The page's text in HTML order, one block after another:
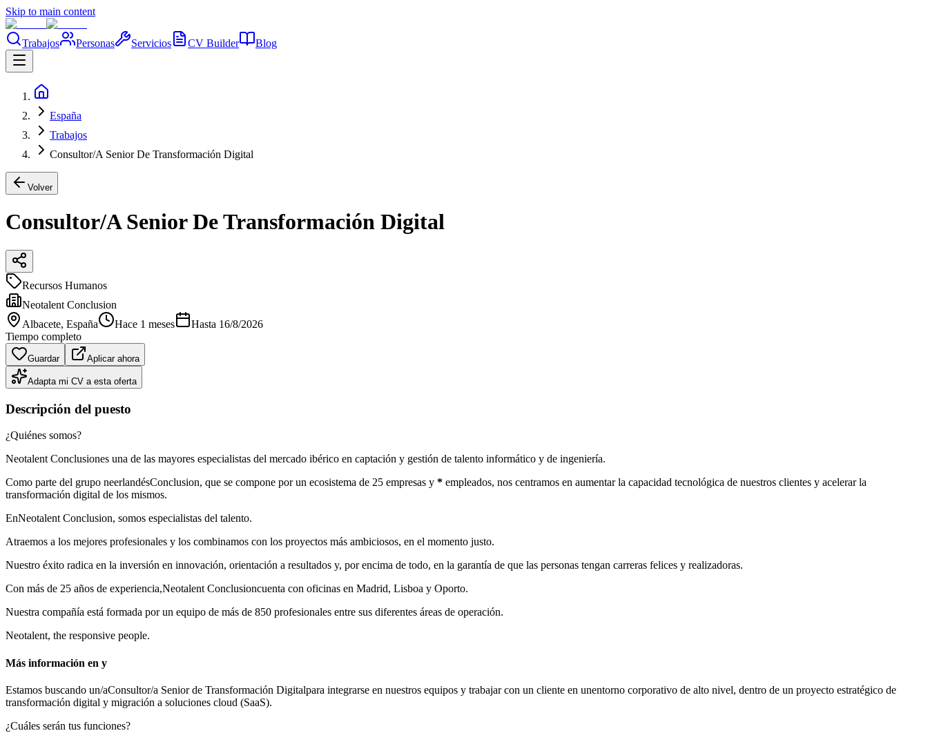
Skip to main content
Trabajos Personas Servicios CV Builder Blog
España
Trabajos
Consultor/A Senior De Transformación Digital
Volver
Consultor/A Senior De Transformación Digital
Recursos Humanos
Neotalent Conclusion
Albacete, España Hace 1 meses Hasta 16/8/2026
Tiempo completo
Guardar Aplicar ahora
Adapta mi CV a esta oferta
Descripción del puesto
¿Quiénes somos?
Neotalent Conclusiones una de las mayores especialistas del mercado ibérico en captación y gestión de talento informático y de ingeniería.
Como parte del grupo neerlandésConclusion, que se compone por un ecosistema de 25 empresas y * empleados, nos centramos en aumentar la capacidad tecnológica de nuestros clientes y acelerar la
transformación digital de los mismos.
EnNeotalent Conclusion, somos especialistas del talento.
Atraemos a los mejores profesionales y los combinamos con los proyectos más ambiciosos, en el momento justo.
Nuestro éxito radica en la inversión en innovación, orientación a resultados y, por encima de todo, en la garantía de que las personas tengan carreras felices y realizadoras.
Con más de 25 años de experiencia,Neotalent Conclusioncuenta con oficinas en Madrid, Lisboa y Oporto.
Nuestra compañía está formada por un equipo de más de 850 profesionales entre sus diferentes áreas de operación.
Neotalent, the responsive people.
Más información en y
Estamos buscando un/aConsultor/a Senior de Transformación Digitalpara integrarse en nuestros equipos y trabajar con un cliente en unentorno corporativo de alto nivel, dentro de un proyecto estratégico de
transformación digital y migración a soluciones cloud (SaaS).
¿Cuáles serán tus funciones?